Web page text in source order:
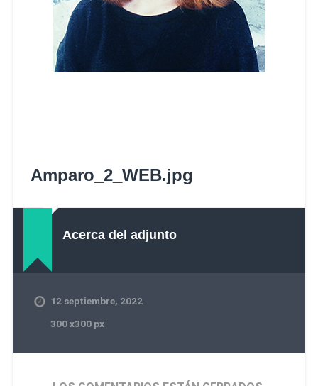
Amparo_2_WEB.jpg
Acerca del adjunto
12 septiembre, 2022
300x300 px